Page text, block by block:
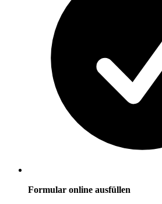
Formular online ausfüllen